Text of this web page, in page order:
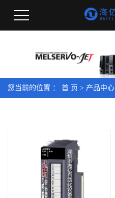
您当前的位置 ： 首 页 > 产品中心